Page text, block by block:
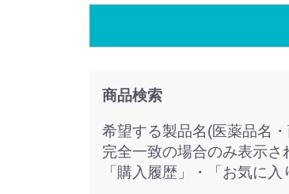
商品検索
希望する製品名(医薬品名
完全一致の場合のみ表示さ
「購入履歴」・「お気に